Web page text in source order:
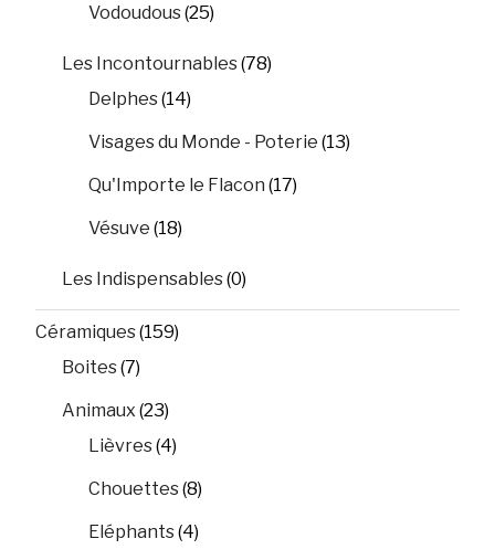
Vodoudous(25)
Les Incontournables(78)
Delphes(14)
Visages du Monde - Poterie (13)
Qu'Importe le Flacon (17)
Vésuve (18)
Les Indispensables(0)
Céramiques(159)
Boites(7)
Animaux (23)
Lièvres(4)
Chouettes(8)
Eléphants(4)